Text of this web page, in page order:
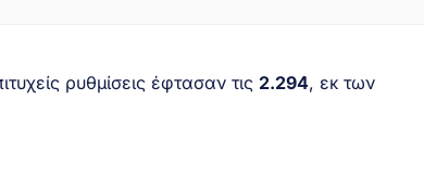
ρυθμίσεις έφτασαν τις 2.294, εκ των